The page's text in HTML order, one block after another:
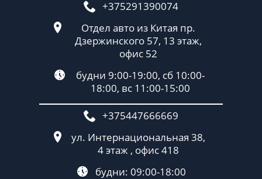
+375291390074
Отдел авто из Китая пр.
Дзержинского 57, 13 этаж,
офис 52
будни 9:00-19:00, сб 10:00-
18:00, вс 11:00-15:00
+375447666669
ул. Интернациональная 38,
4 этаж , офис 418
будни: 09:00-18:00